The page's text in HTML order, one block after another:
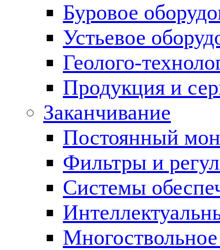
Буровое
Устьевое
Геолого-
Продукция и
Заканчивание
Постоянный
Фильтры и
Cистемы